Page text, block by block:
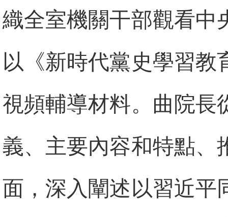
織全室機關干部觀看中
以《新時代黨史學習教
視頻輔導材料。曲院長
義、主要內容和特點、
面，深入闡述以習近平